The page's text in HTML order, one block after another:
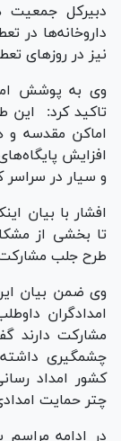
داروخانه‌ها در
نیز در روزهای
وی به پوشش
تاکید کرد: این
اماکن مقدسه و
افزایش
و سیار در سراسر
افشار با بیان
تا بخشی از
طرح جلب مشارکت
امدادگران
مشارکت دارند
کشور امداد
چتر حمایت
در ادامه مراسم